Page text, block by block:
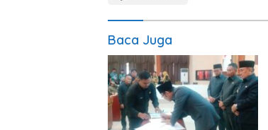
Baca Juga